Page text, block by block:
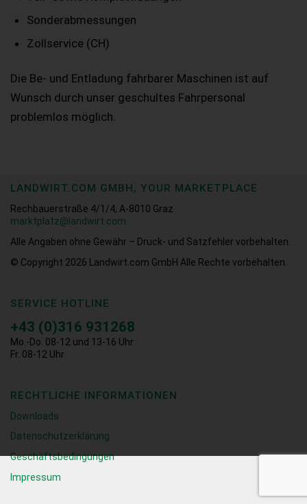
Sonderabmessungen
Zollservice (CH)
Die Be- und Entladung fahrbarer Maschinen ist auf
Wunsch durch unser geschultes Fahrpersonal
problemlos möglich.
LANDWIRT.COM GMBH, YOUR MARKETPLACE
Rechbauerstraße 4/1/4, A-8010 Graz
marktplatz@landwirt.com
Alle Angaben ohne Gewähr – Druck- und Satzfehler vorbehalten.
© Copyright 2026
Landwirt.com GmbH Alle Rechte vorbehalten.
SERVICE HOTLINE
+43 (0)316 931268
Mo.-Do. 08-12 und 13-16 Uhr
Fr. 08-12 Uhr
RECHTLICHE INFORMATIONEN
Downloads
Datenschutzerklärung
Geschäftsbedingungen
Impressum